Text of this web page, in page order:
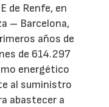
de Renfe, en
– Barcelona,
años de
de 614.297
energético
al suministro
abastecer a